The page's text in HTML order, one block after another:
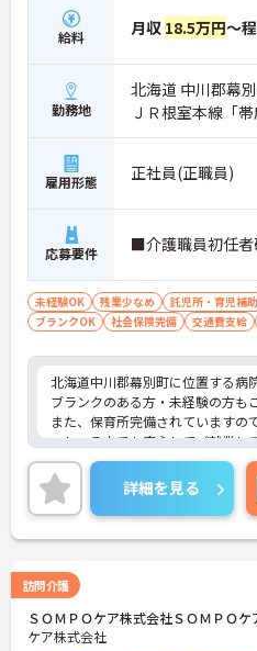
給料 月収 18.5万円～
勤務地
北海道 中川郡幕
ＪＲ根室本線「
雇用形態 正社員(正職員)
応募要件 ■介護職員初任者
未経験OK 残業少なめ 託児所・育児補助
ブランクOK
社会保険完備 交通費支給
北海道中川郡幕別町に位置する病
ブランクのある方・未経験の方も
また、保育所完備されていますの
っしゃる方でも安心してご就業し
夜勤手当も1回8,000円と頑張りが
に反映されるのも魅力です。
ご興味のある方は、お気軽にお問
い。
詳細を見る
訪問介護
ＳＯＭＰＯケア株式会社ＳＯＭＰ
ケア株式会社